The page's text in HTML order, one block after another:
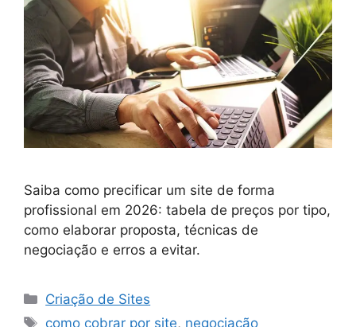
Saiba como precificar um site de forma
profissional em 2026: tabela de preços por tipo,
como elaborar proposta, técnicas de
negociação e erros a evitar.
Categorias
Criação de Sites
Tags
como cobrar por site, negociação